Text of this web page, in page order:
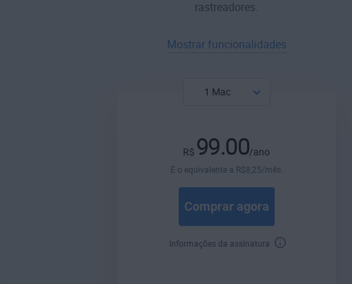
rastreadores.
Mostrar funcionalidades
R$ 99.00/ano
É o equivalente a R$8,25/mês.
Comprar agora
Informações da assinatura